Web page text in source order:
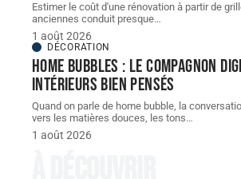
Estimer le coût d'une rénovation à partir de
anciennes conduit presque…
1 août 2026
DÉCORATION
Home bubbles : le compagnon
intérieurs bien pensés
Quand on parle de home bubble, la
vers les matières douces, les tons…
1 août 2026
À découvrir